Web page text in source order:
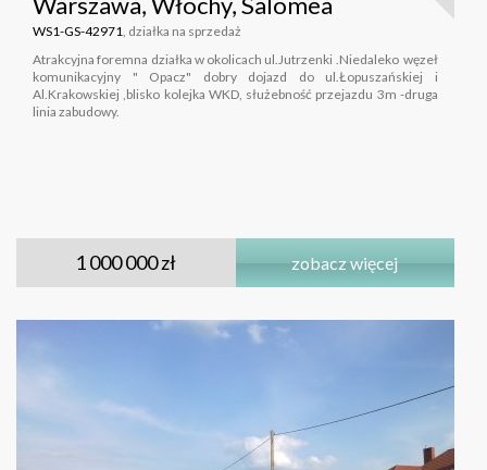
WS1-GS-42971, działka na sprzedaż
Atrakcyjna foremna działka w okolicach ul.Jutrzenki .Niedaleko węzeł
komunikacyjny " Opacz" dobry dojazd do ul.Łopuszańskiej i
Al.Krakowskiej ,blisko kolejka WKD, służebność przejazdu 3m -druga
linia zabudowy.
1 000 000 zł zobacz więcej